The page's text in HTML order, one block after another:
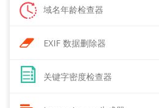
域名年龄检查器
EXIF 数据删除器
关键字密度检查器